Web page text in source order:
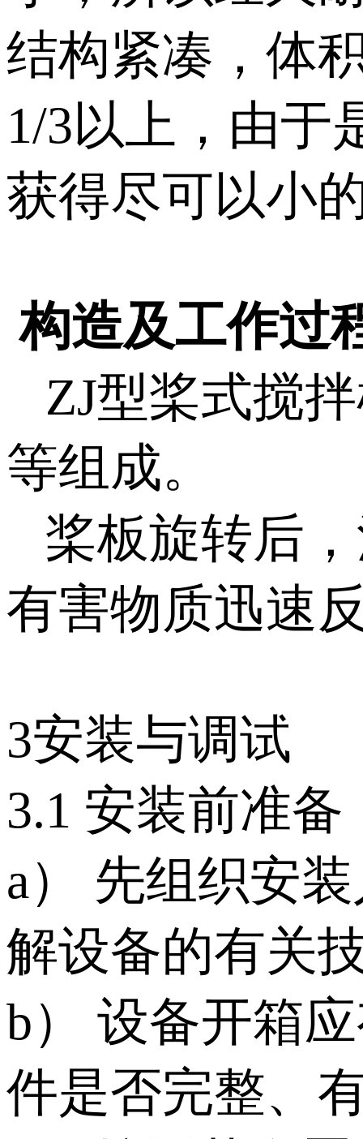
结构紧凑，体
1/3以上，由于
获得尽可以小
构造及工作过
ZJ型桨式搅
等组成。
桨板旋转后
有害物质迅速
3安装与调试
3.1 安装前准备
a） 先组织安
解设备的有关
b） 设备开箱
件是否完整、